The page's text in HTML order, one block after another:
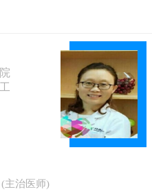
(主治医师)